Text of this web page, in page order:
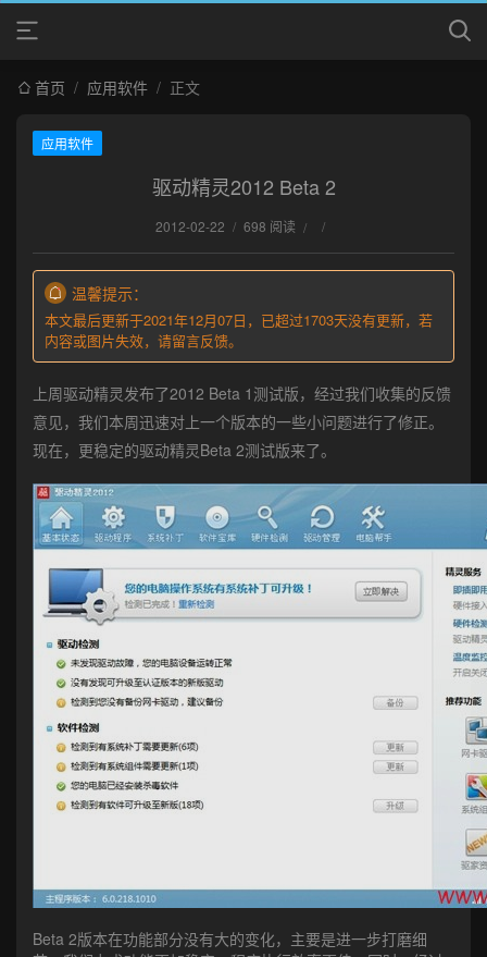
首页 / 应用软件 / 正文
应用软件
驱动精灵2012 Beta 2
2012-02-22 / 698 阅读 / /
温馨提示：
本文最后更新于2021年12月07日，已超过1703天没有更新，若
内容或图片失效，请留言反馈。
上周驱动精灵发布了2012 Beta 1测试版，经过我们收集的反馈
意见，我们本周迅速对上一个版本的一些小问题进行了修正。
现在，更稳定的驱动精灵Beta 2测试版来了。
Beta 2版本在功能部分没有大的变化，主要是进一步打磨细